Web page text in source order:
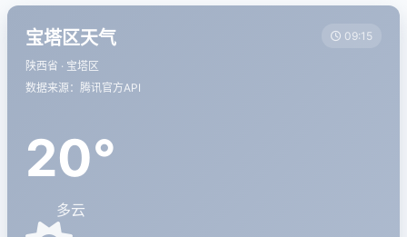
宝塔区天气
陕西省 · 宝塔区
数据来源：腾讯官方API
09:15
20°
多云